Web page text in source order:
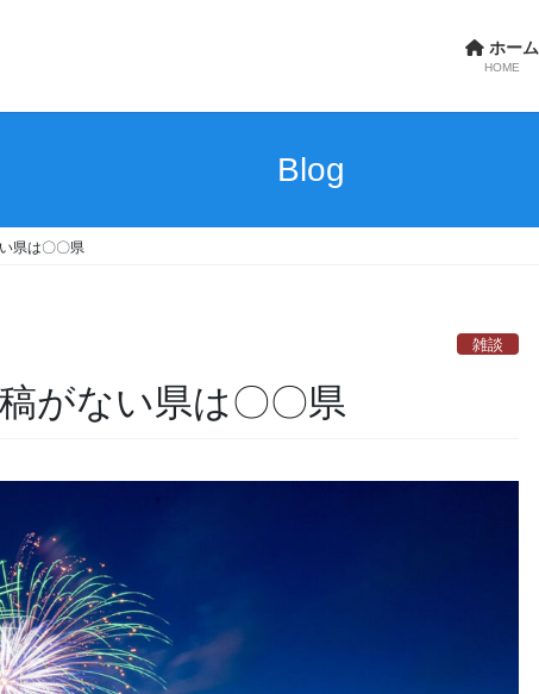
ホーム
HOME
Blog
県は〇〇県
雑談
がない県は〇〇県